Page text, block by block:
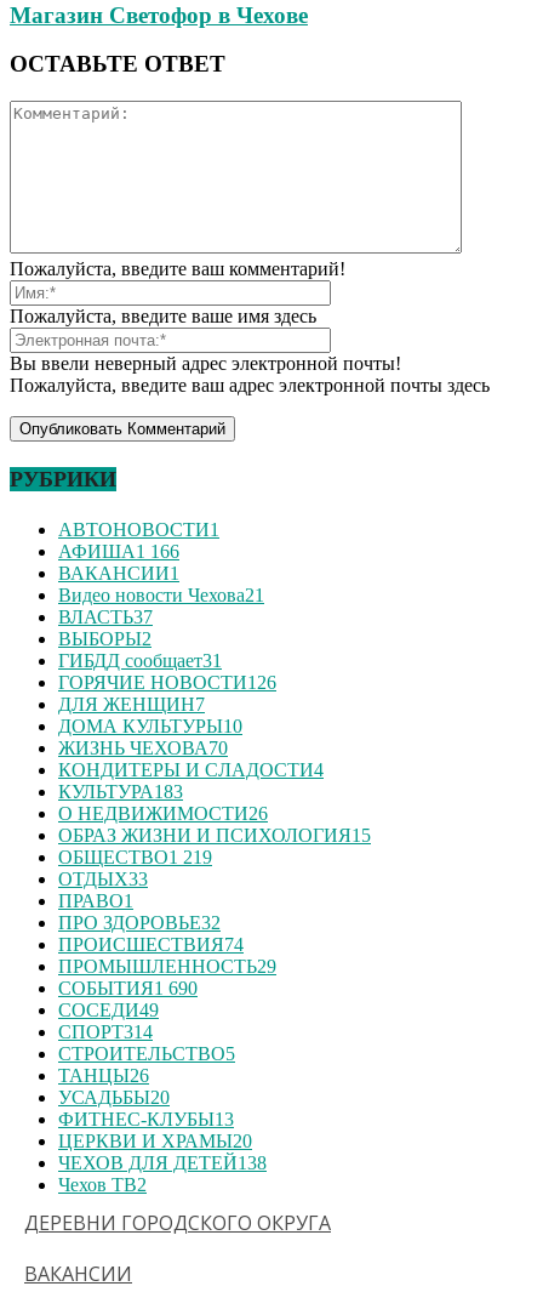
Магазин Светофор в Чехове
ОСТАВЬТЕ ОТВЕТ
Пожалуйста, введите ваш комментарий!
Пожалуйста, введите ваше имя здесь
Вы ввели неверный адрес электронной почты!
Пожалуйста, введите ваш адрес электронной почты здесь
РУБРИКИ
АВТОНОВОСТИ1
АФИША1 166
ВАКАНСИИ1
Видео новости Чехова21
ВЛАСТЬ37
ВЫБОРЫ2
ГИБДД сообщает31
ГОРЯЧИЕ НОВОСТИ126
ДЛЯ ЖЕНЩИН7
ДОМА КУЛЬТУРЫ10
ЖИЗНЬ ЧЕХОВА70
КОНДИТЕРЫ И СЛАДОСТИ4
КУЛЬТУРА183
О НЕДВИЖИМОСТИ26
ОБРАЗ ЖИЗНИ И ПСИХОЛОГИЯ15
ОБЩЕСТВО1 219
ОТДЫХ33
ПРАВО1
ПРО ЗДОРОВЬЕ32
ПРОИСШЕСТВИЯ74
ПРОМЫШЛЕННОСТЬ29
СОБЫТИЯ1 690
СОСЕДИ49
СПОРТ314
СТРОИТЕЛЬСТВО5
ТАНЦЫ26
УСАДЬБЫ20
ФИТНЕС-КЛУБЫ13
ЦЕРКВИ И ХРАМЫ20
ЧЕХОВ ДЛЯ ДЕТЕЙ138
Чехов ТВ2
ДЕРЕВНИ ГОРОДСКОГО ОКРУГА
ВАКАНСИИ